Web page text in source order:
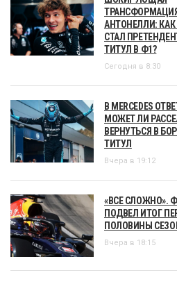
ТРАНСФОРМАЦИЯ
АНТОНЕЛЛИ:
СТАЛ
ТИТУЛ В Ф1?
Сегодня в 8:30
В MERCEDES
МОЖЕТ ЛИ
ВЕРНУТЬСЯ В
ТИТУЛ
Вчера в 19:12
«ВСЕ СЛОЖНО».
ПОДВЕЛ ИТОГ
ПОЛОВИНЫ
Вчера в 18:15